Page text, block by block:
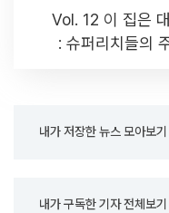
Vol. 12 이 집은
: 슈퍼리치들의
내가 저장한 뉴스 모아보기
내가 구독한 기자 전체보기